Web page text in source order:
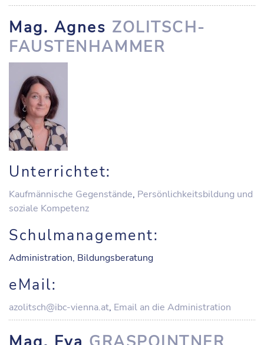
Mag. Agnes ZOLITSCH-
FAUSTENHAMMER
Unterrichtet:
Kaufmännische Gegenstände, Persönlichkeitsbildung und
soziale Kompetenz
Schulmanagement:
Administration, Bildungsberatung
eMail:
azolitsch@ibc-vienna.at, Email an die Administration